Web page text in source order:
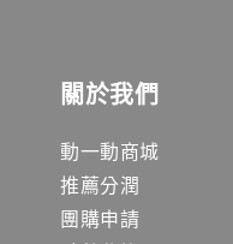
關於我們
動一動商城
推薦分潤
團購申請